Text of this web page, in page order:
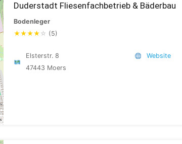
Duderstadt Fliesenfachbetrieb & Bäderbau
Bodenleger
★★★★ ☆ (5)
Elsterstr. 8
47443 Moers
Website